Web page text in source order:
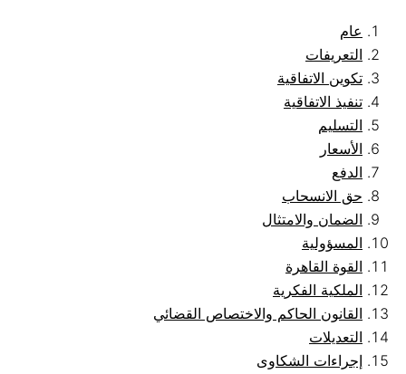
عام
التعريفات
تكوين الاتفاقية
تنفيذ الاتفاقية
التسليم
الأسعار
الدفع
حق الانسحاب
الضمان والامتثال
المسؤولية
القوة القاهرة
الملكية الفكرية
القانون الحاكم والاختصاص القضائي
التعديلات
إجراءات الشكاوى